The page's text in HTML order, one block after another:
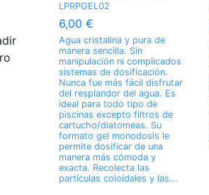
LPRPGEL02
6,00 €
Agua cristalina y pura de
manera sencilla. Sin
manipulación ni complicados
sistemas de dosificación.
Nunca fue más fácil disfrutar
del resplandor del agua. Es
ideal para todo tipo de
piscinas excepto filtros de
cartucho/diatomeas. Su
formato gel monodosis le
permite dosificar de una
manera más cómoda y
exacta. Recolecta las
partículas coloidales y las...